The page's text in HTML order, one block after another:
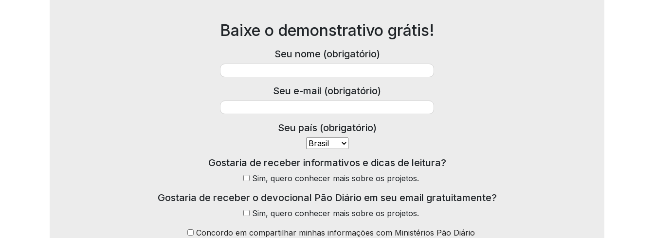
Baixe o demonstrativo grátis!
Seu nome (obrigatório)
Seu e-mail (obrigatório)
Seu país (obrigatório)
Gostaria de receber informativos e dicas de leitura?
Sim, quero conhecer mais sobre os projetos.
Gostaria de receber o devocional Pão Diário em seu email gratuitamente?
Sim, quero conhecer mais sobre os projetos.
Concordo em compartilhar minhas informações com Ministérios Pão Diário